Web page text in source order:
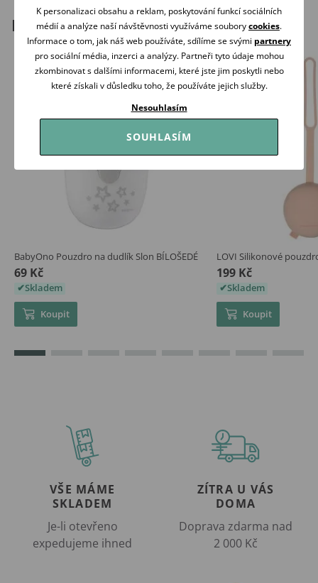
Podobné produkty
BabyOno Pouzdro na dudlík Slon BÍLOŠEDÉ
69 Kč
Skladem
Koupit
LOVI Silikonové
199 Kč
Skladem
Koupit
VŠE MÁME
SKLADEM
Je-li otevřeno
expedujeme ihned
ZÍTRA U VÁS
DOMA
Doprava zdarma nad
2 000 Kč
K personalizaci obsahu a reklam, poskytování funkcí sociálních
médií a analýze naší návštěvnosti využíváme souborycookies.
Informace o tom, jak náš web používáte, sdílíme se svými partnery
pro sociální média, inzerci a analýzy. Partneři tyto údaje mohou
zkombinovat s dalšími informacemi, které jste jim poskytli nebo
které získali v důsledku toho, že používáte jejich služby.
Nesouhlasím
SOUHLASÍM